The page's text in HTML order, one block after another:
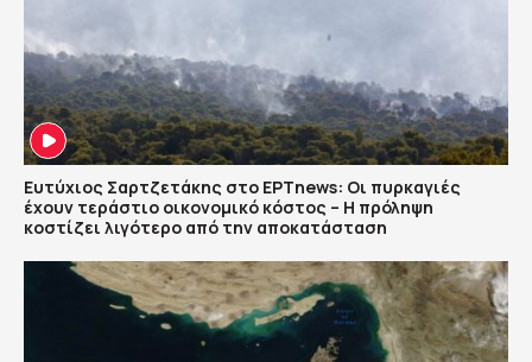
Ευτύχιος Σαρτζετάκης στο ΕΡΤnews: Οι πυρκαγιές
έχουν τεράστιο οικονομικό κόστος – Η πρόληψη
κοστίζει λιγότερο από την αποκατάσταση